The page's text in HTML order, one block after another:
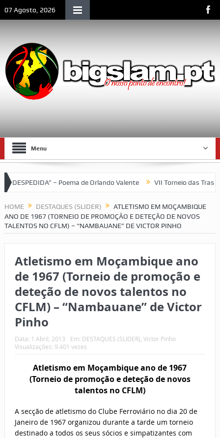
07 Agosto, 2026
Menu
– Poema de Orlando Valente VII Torneio das Traseiras –
HOME DESTAQUES (SLIDER)
ATLETISMO EM MOÇAMBIQUE
ANO DE 1967 (TORNEIO DE PROMOÇÃO E DETEÇÃO DE NOVOS
TALENTOS NO CFLM) – “NAMBAUANE” DE VICTOR PINHO
Atletismo em Moçambique ano
de 1967 (Torneio de promoção e
deteção de novos talentos no
CFLM) – “Nambauane” de Victor
Pinho
Data: 1 Abril, 2013 Em: DESTAQUES (SLIDER) Victor Pinho
Visualizações: 9.401 vezes
Atletismo em Moçambique ano de 1967
(Torneio de promoção e deteção de novos
talentos no CFLM)
A secção de atletismo do Clube Ferroviário no dia 20 de
Janeiro de 1967 organizou durante a tarde um torneio
destinado a todos os seus sócios e simpatizantes com